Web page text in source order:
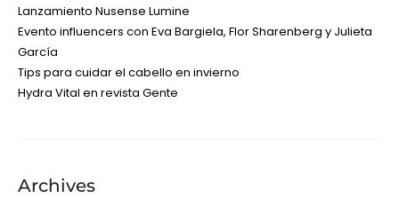
Lanzamiento Nusense Lumine
Evento influencers con Eva Bargiela, Flor Sharenberg y Julieta
García
Tips para cuidar el cabello en invierno
Hydra Vital en revista Gente
Archives